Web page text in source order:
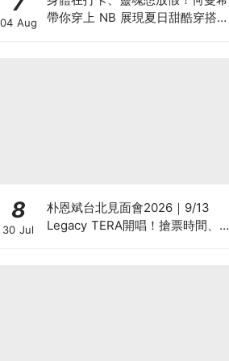
04 Aug
帶你穿上 NB 展現夏日甜酷穿搭
8
30 Jul
朴恩斌台北見面會2026｜9/13
Legacy TERA開唱！搶票時間、票